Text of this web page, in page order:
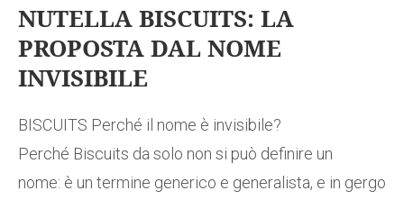
NUTELLA BISCUITS: LA
PROPOSTA DAL NOME
INVISIBILE
BISCUITS Perché il nome è invisibile?
Perché Biscuits da solo non si può definire un
nome: è un termine generico e generalista, e in gergo